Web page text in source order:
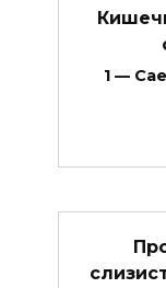
1 —